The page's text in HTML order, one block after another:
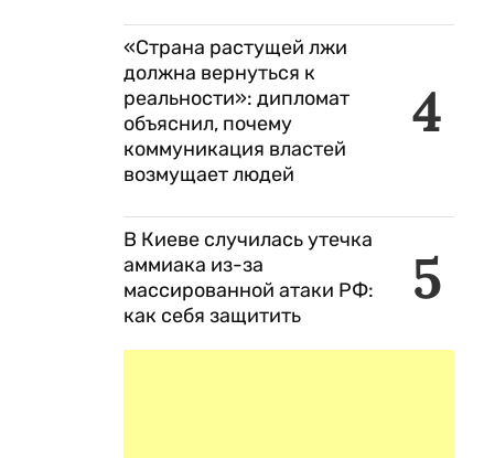
4
«Страна растущей лжи
должна вернуться к
реальности»: дипломат
объяснил, почему
коммуникация властей
возмущает людей
5
В Киеве случилась утечка
аммиака из-за
массированной атаки РФ:
как себя защитить